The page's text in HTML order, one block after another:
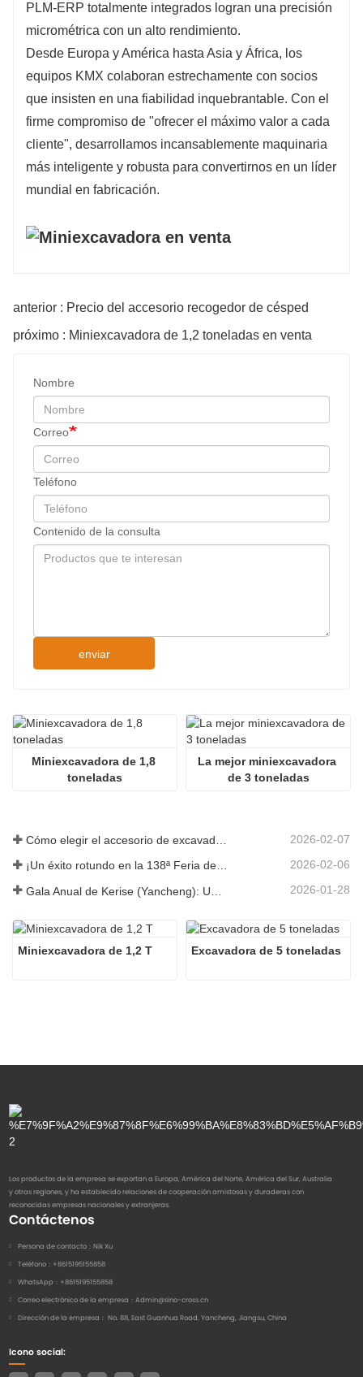
PLM-ERP totalmente integrados logran una precisión
micrométrica con un alto rendimiento.
Desde Europa y América hasta Asia y África, los
equipos KMX colaboran estrechamente con socios
que insisten en una fiabilidad inquebrantable. Con el
firme compromiso de "ofrecer el máximo valor a cada
cliente", desarrollamos incansablemente maquinaria
más inteligente y robusta para convertirnos en un líder
mundial en fabricación.
anterior : Precio del accesorio recogedor de césped
próximo : Miniexcavadora de 1,2 toneladas en venta
Nombre
Correo
Teléfono
Contenido de la consulta
enviar
Miniexcavadora de 1,8
toneladas
La mejor miniexcavadora
de 3 toneladas
2026-02-07
¡Un éxito rotundo en la 138ª Feria de Cantón! 2026-02-06
2026-01-28
Miniexcavadora de 1,2 T Excavadora de 5 toneladas
Los productos de la empresa se exportan a Europa, América del Norte, América del Sur, Australia
y otras regiones, y ha establecido relaciones de cooperación amistosas y duraderas con
reconocidas empresas nacionales y extranjeras.
Contáctenos
Persona de contacto： Nik Xu
Teléfono： +8615195155858
WhatsApp： +8615195155858
Correo electrónico de la empresa： Admin@sino-cross.cn
Dirección de la empresa： No. 88, East Guanhua Road, Yancheng, Jiangsu, China
Icono social: